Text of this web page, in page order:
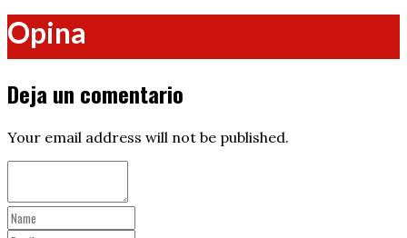
Opina
Deja un comentario
Your email address will not be published.